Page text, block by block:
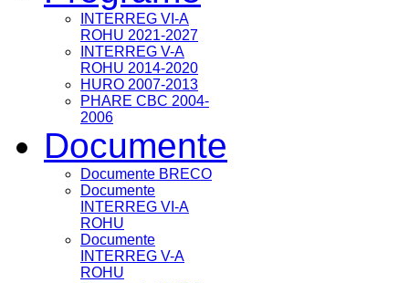
INTERREG VI-A
ROHU 2021-2027
INTERREG V-A
ROHU 2014-2020
HURO 2007-2013
PHARE CBC 2004-
2006
Documente
Documente BRECO
Documente
INTERREG VI-A
ROHU
Documente
INTERREG V-A
ROHU